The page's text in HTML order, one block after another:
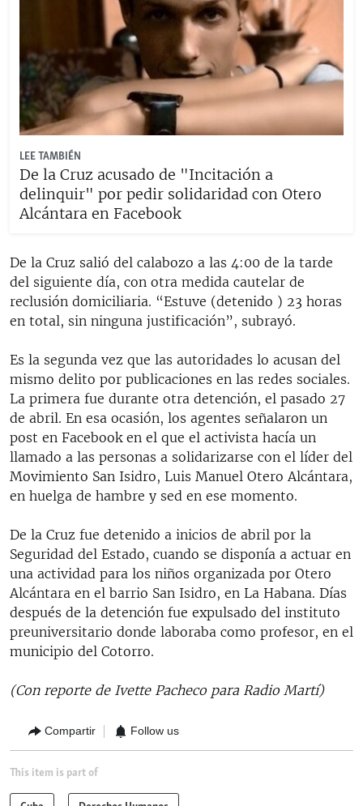
LEE TAMBIÉN
De la Cruz acusado de "Incitación a
delinquir" por pedir solidaridad con Otero
Alcántara en Facebook
De la Cruz salió del calabozo a las 4:00 de la tarde
del siguiente día, con otra medida cautelar de
reclusión domiciliaria. “Estuve (detenido ) 23 horas
en total, sin ninguna justificación”, subrayó.
Es la segunda vez que las autoridades lo acusan del
mismo delito por publicaciones en las redes sociales.
La primera fue durante otra detención, el pasado 27
de abril. En esa ocasión, los agentes señalaron un
post en Facebook en el que el activista hacía un
llamado a las personas a solidarizarse con el líder del
Movimiento San Isidro, Luis Manuel Otero Alcántara,
en huelga de hambre y sed en ese momento.
De la Cruz fue detenido a inicios de abril por la
Seguridad del Estado, cuando se disponía a actuar en
una actividad para los niños organizada por Otero
Alcántara en el barrio San Isidro, en La Habana. Días
después de la detención fue expulsado del instituto
preuniversitario donde laboraba como profesor, en el
municipio del Cotorro.
(Con reporte de Ivette Pacheco para Radio Martí)
Compartir Follow us
This item is part of